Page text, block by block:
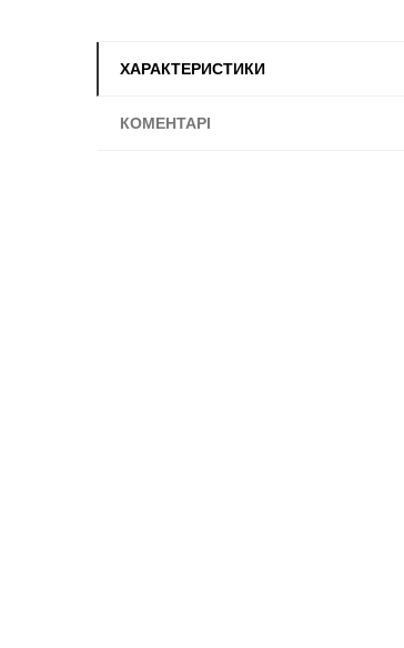
ХАРАКТЕРИСТИКИ
КОМЕНТАРІ